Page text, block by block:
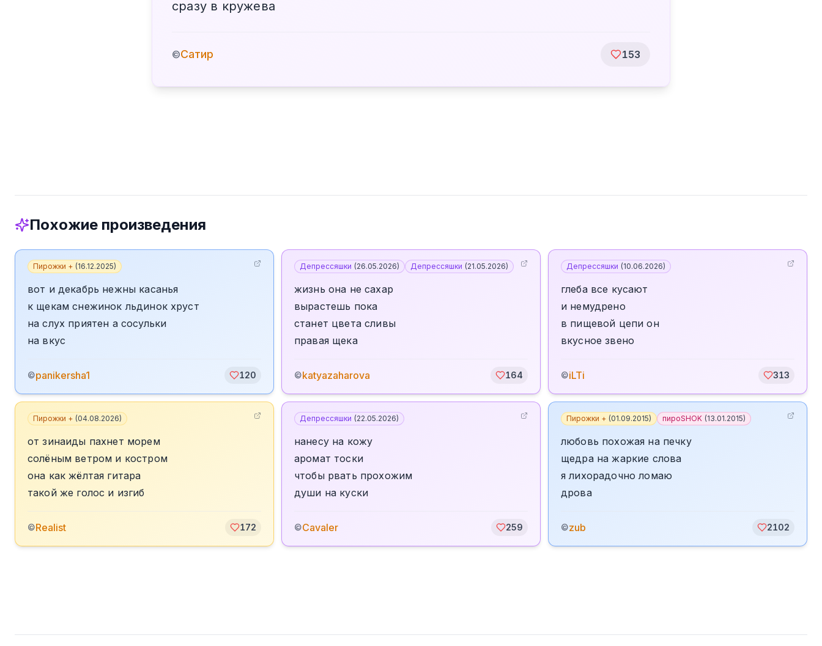
сразу в кружева
©Сатир 153
Похожие произведения
Пирожки + (16.12.2025)
вот и декабрь нежны касанья
к щекам снежинок льдинок хруст
на слух приятен а сосульки
на вкус
©panikersha1 120
Депрессяшки (26.05.2026) Депрессяшки (21.05.2026)
жизнь она не сахар
вырастешь пока
станет цвета сливы
правая щека
©katyazaharova 164
Депрессяшки (10.06.2026)
глеба все кусают
и немудрено
в пищевой цепи он
вкусное звено
©iLTi 313
Пирожки + (04.08.2026)
от зинаиды пахнет морем
солёным ветром и костром
она как жёлтая гитара
такой же голос и изгиб
©Realist 172
Депрессяшки (22.05.2026)
нанесу на кожу
аромат тоски
чтобы рвать прохожим
души на куски
©Cavaler 259
Пирожки + (01.09.2015) пироSHOK (13.01.2015)
любовь похожая на печку
щедра на жаркие слова
я лихорадочно ломаю
дрова
©zub 2102